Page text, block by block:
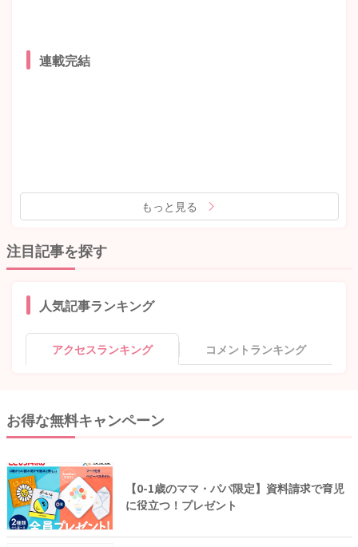
連載完結
もっと見る
注目記事を探す
人気記事ランキング
アクセスランキング コメントランキング
お得な無料キャンペーン
【0-1歳のママ・パパ限定】資料請求で育児
に役立つ！プレゼント